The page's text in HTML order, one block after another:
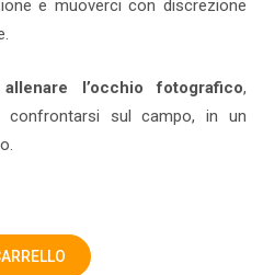
e muoverci con discrezione
allenare l’occhio fotografico,
sul campo, in un